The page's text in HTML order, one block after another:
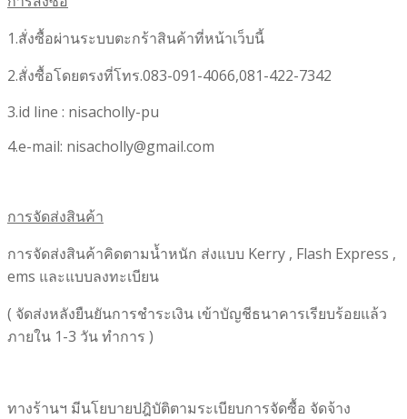
1.สั่งซื้อผ่านระบบตะกร้าสินค้าที่หน้าเว็บนี้
2.สั่งซื้อโดยตรงที่โทร.083-091-4066,081-422-7342
3.id line : nisacholly-pu
4.e-mail: nisacholly@gmail.com
การจัดส่งสินค้า
การจัดส่งสินค้าคิดตามน้ำหนัก ส่งแบบ Kerry , Flash Express ,
ems และแบบลงทะเบียน
( จัดส่งหลังยืนยันการชำระเงิน เข้าบัญชีธนาคารเรียบร้อยแล้ว
ภายใน 1-3 วัน ทำการ )
ทางร้านฯ มีนโยบายปฎิบัติตามระเบียบการจัดซื้อ จัดจ้าง